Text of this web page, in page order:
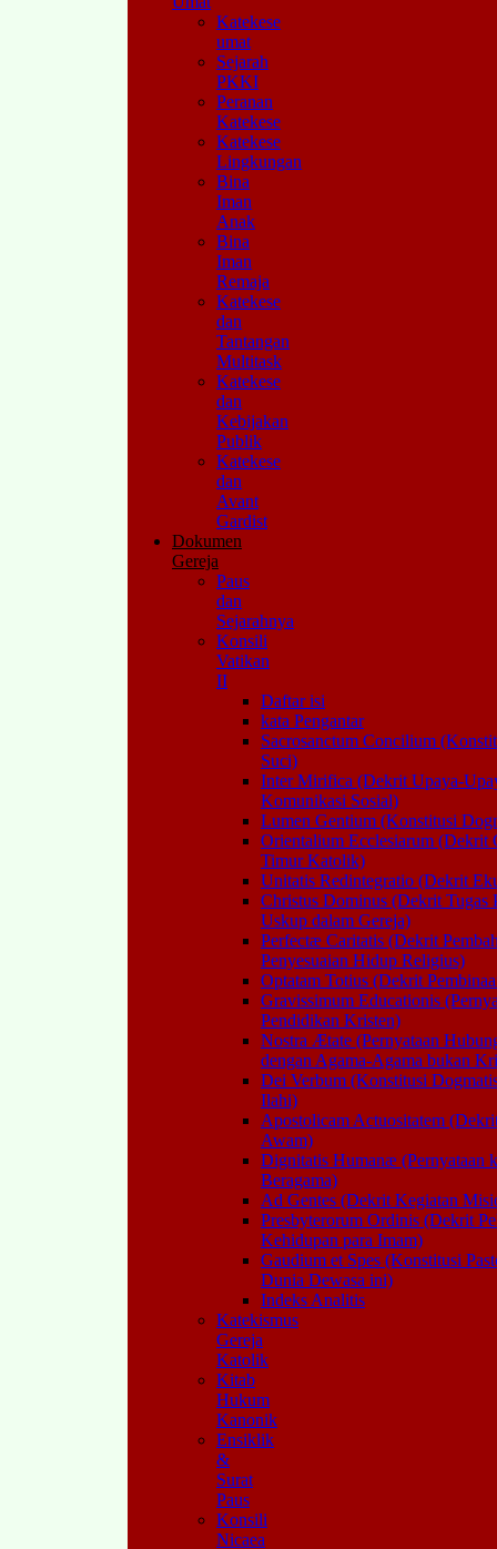
Katekese
umat
Sejarah
PKKI
Peranan
Katekese
Katekese
Lingkungan
Bina
Iman
Anak
Bina
Iman
Remaja
Katekese
dan
Tantangan
Multitask
Katekese
dan
Kebijakan
Publik
Katekese
dan
Avant
Gardist
Dokumen
Gereja
Paus
dan
Sejarahnya
Konsili
Vatikan
II
Daftar isi
kata Pengantar
Sacrosanctum Concilium
Suci)
Inter Mirifica (Dekrit Upaya-
Komunikasi Sosial)
Lumen Gentium (Konstitusi
Orientalium Ecclesiarum (Dekrit
Timur Katolik)
Unitatis Redintegratio (Dekrit
Christus Dominus (Dekrit Tugas
Uskup dalam Gereja)
Perfectæ Caritatis (Dekrit
Penyesuaian Hidup Religius)
Optatam Totius (Dekrit
Gravissimum Educationis
Pendidikan Kristen)
Nostra Ætate (Pernyataan
dengan Agama-Agama bukan
Dei Verbum (Konstitusi
Ilahi)
Apostolicam Actuositatem
Awam)
Dignitatis Humanæ (Pernyataan
Beragama)
Ad Gentes (Dekrit Kegiatan
Presbyterorum Ordinis (Dekrit
Kehidupan para Imam)
Gaudium et Spes (Konstitusi
Dunia Dewasa ini)
Indeks Analitis
Katekismus
Gereja
Katolik
Kitab
Hukum
Kanonik
Ensiklik
&
Surat
Paus
Konsili
Nicaea